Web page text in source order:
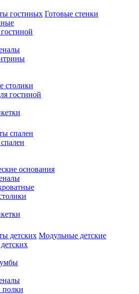
гостиных Готовые стенки
столики
гостиной
спален
основания
детских Модульные детские
полки